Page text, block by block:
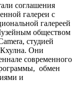
соглашения
галереи с
галереей
обществом
студией
Они
современного
обмен
и